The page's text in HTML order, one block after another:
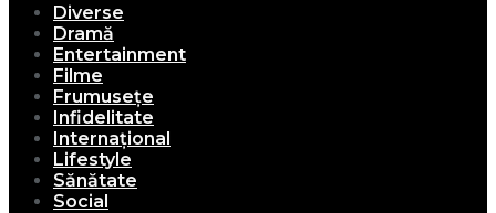
Diverse
Dramă
Entertainment
Filme
Frumusețe
Infidelitate
Internațional
Lifestyle
Sănătate
Social